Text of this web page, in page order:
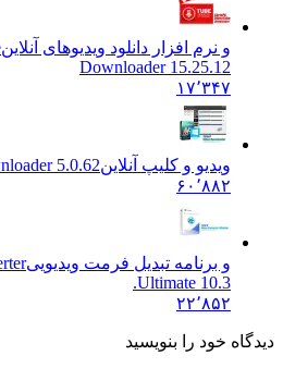
و نرم افزار دانلود ویدیوهای آنلاین
Downloader 15.25.12
۱۷٬۳۴۷
ویدیو و کلیپ آنلاین 5.0.62
۶۰٬۸۸۲
و برنامه تبدیل فرمت ویدیویی
Ultimate 10.3.
۲۲٬۸۵۲
خود را بنویسید